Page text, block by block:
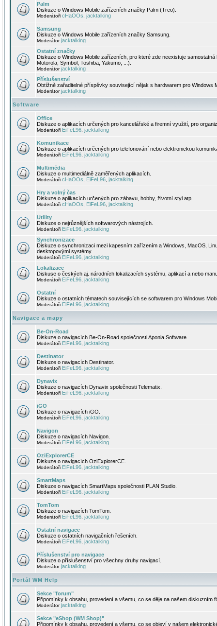
Palm
Diskuze o Windows Mobile zařízeních značky Palm (Treo).
Moderátoři cHaOOs jacktalking
Samsung
Diskuze o Windows Mobile zařízeních značky Samsung.
Moderátorjacktalking
Ostatní značky
Diskuze o Windows Mobile zařízeních, pro které zde neexistuje
Motorola, Symbol, Toshiba, Yakumo, ...).
Moderátorjacktalking
Příslušenství
Obtížně zařaditelné příspěvky související nějak s hardwarem pro Windows
Moderátorjacktalking
Software
Office
Diskuze o aplikacích určených pro kancelářské a firemní využití, pro
Moderátoři EiFeL96 jacktalking
Komunikace
Diskuze o aplikacích určených pro telefonování nebo elektronickou
Moderátoři EiFeL96 jacktalking
Multimédia
Diskuze o multimediálně zaměřených aplikacích.
Moderátoři cHaOOs EiFeL96 jacktalking
Hry a volný čas
Diskuze o aplikacích určených pro zábavu, hobby, životní styl atp.
Moderátoři cHaOOs EiFeL96 jacktalking
Utility
Diskuze o nejrůznějších softwarových nástrojích.
Moderátoři EiFeL96 jacktalking
Synchronizace
Diskuze o synchronizaci mezi kapesním zařízením a Windows, MacOS,
desktopovými systémy.
Moderátoři EiFeL96 jacktalking
Lokalizace
Diskuse o českých aj. národních lokalizacích systému, aplikací a nebo
Moderátoři EiFeL96 jacktalking
Ostatní
Diskuze o ostatních tématech souvisejících se softwarem pro Windows
Moderátoři EiFeL96 jacktalking
Navigace a mapy
Be-On-Road
Diskuze o navigacích Be-On-Road společnosti Aponia Software.
Moderátoři EiFeL96 jacktalking
Destinator
Diskuze o navigacích Destinator.
Moderátoři EiFeL96 jacktalking
Dynavix
Diskuze o navigacích Dynavix společnosti Telematix.
Moderátoři EiFeL96 jacktalking
iGO
Diskuze o navigacích iGO.
Moderátoři EiFeL96 jacktalking
Navigon
Diskuze o navigacích Navigon.
Moderátoři EiFeL96 jacktalking
OziExplorerCE
Diskuze o navigacích OziExplorerCE.
Moderátoři EiFeL96 jacktalking
SmartMaps
Diskuze o navigacích SmartMaps společnosti PLAN Studio.
Moderátoři EiFeL96 jacktalking
TomTom
Diskuze o navigacích TomTom.
Moderátoři EiFeL96 jacktalking
Ostatní navigace
Diskuze o ostatních navigačních řešeních.
Moderátoři EiFeL96 jacktalking
Příslušenství pro navigace
Diskuze o příslušenství pro všechny druhy navigací.
Moderátorjacktalking
Portál WM Help
Sekce "forum"
Připomínky k obsahu, provedení a všemu, co se děje na našem diskuzním
Moderátorjacktalking
Sekce "eShop (WM Shop)"
Připomínky k obsahu, provedení a všemu, co se objeví v našem